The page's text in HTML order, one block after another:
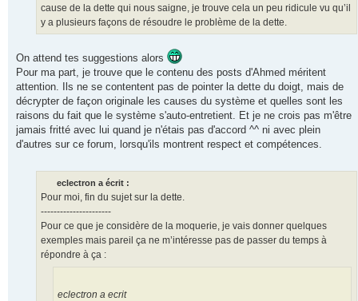
cause de la dette qui nous saigne, je trouve cela un peu ridicule vu qu’il
y a plusieurs façons de résoudre le problème de la dette.
On attend tes suggestions alors
Pour ma part, je trouve que le contenu des posts d'Ahmed méritent
attention. Ils ne se contentent pas de pointer la dette du doigt, mais de
décrypter de façon originale les causes du système et quelles sont les
raisons du fait que le système s'auto-entretient. Et je ne crois pas m'être
jamais fritté avec lui quand je n'étais pas d'accord ^^ ni avec plein
d'autres sur ce forum, lorsqu'ils montrent respect et compétences.
eclectron a écrit :
Pour moi, fin du sujet sur la dette.
----------------------
Pour ce que je considère de la moquerie, je vais donner quelques
exemples mais pareil ça ne m’intéresse pas de passer du temps à
répondre à ça :
eclectron a ecrit